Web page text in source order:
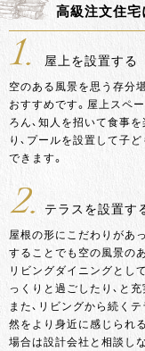
高級注文住
1. 屋上を設置する
空のある風景を思う存分
おすすめです。屋上スペ
ろん、知人を招いて食事
り、プールを設置して子
できます。
2. テラスを設置す
屋根の形にこだわりがあ
することでも空の風景の
リビングダイニングとし
っくりと過ごしたり、と
また、リビングから続く
然をより身近に感じられ
場合は設計会社と相談し